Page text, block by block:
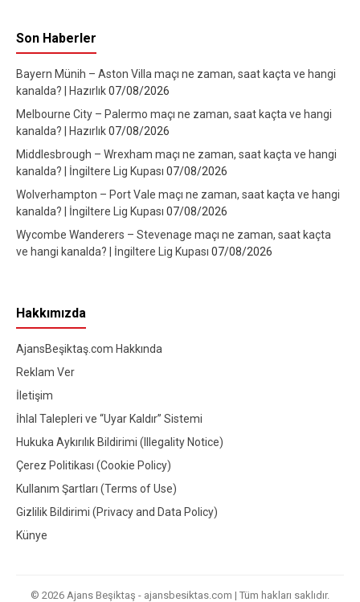
Son Haberler
Bayern Münih – Aston Villa maçı ne zaman, saat kaçta ve hangi
kanalda? | Hazırlık07/08/2026
Melbourne City – Palermo maçı ne zaman, saat kaçta ve hangi
kanalda? | Hazırlık07/08/2026
Middlesbrough – Wrexham maçı ne zaman, saat kaçta ve hangi
kanalda? | İngiltere Lig Kupası 07/08/2026
Wolverhampton – Port Vale maçı ne zaman, saat kaçta ve hangi
kanalda? | İngiltere Lig Kupası 07/08/2026
Wycombe Wanderers – Stevenage maçı ne zaman, saat kaçta
ve hangi kanalda? | İngiltere Lig Kupası 07/08/2026
Hakkımızda
AjansBeşiktaş.com Hakkında
Reklam Ver
İletişim
İhlal Talepleri ve “Uyar Kaldır” Sistemi
Hukuka Aykırılık Bildirimi (Illegality Notice)
Çerez Politikası (Cookie Policy)
Kullanım Şartları (Terms of Use)
Gizlilik Bildirimi (Privacy and Data Policy)
Künye
© 2026 Ajans Beşiktaş - ajansbesiktas.com | Tüm hakları saklıdır.